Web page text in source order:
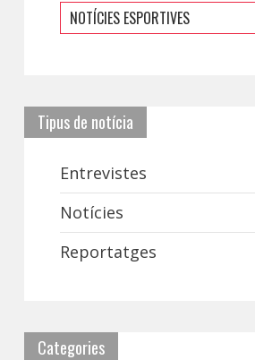
NOTÍCIES ESPORTIVES
Tipus de notícia
Entrevistes
Notícies
Reportatges
Categories